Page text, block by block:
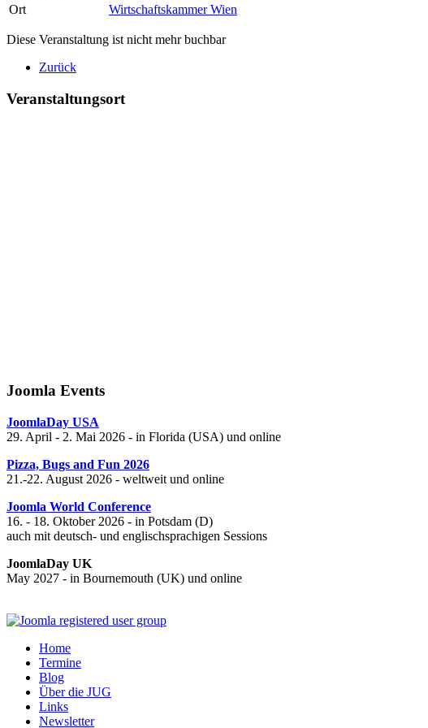
Ort
Wirtschaftskammer Wien
Diese Veranstaltung ist nicht mehr buchbar
Zurück
Veranstaltungsort
Joomla Events
JoomlaDay USA
29. April - 2. Mai 2026 - in Florida (USA) und online
Pizza, Bugs and Fun 2026
21.-22. August 2026 - weltweit und online
Joomla World Conference
16. - 18. Oktober 2026 - in Potsdam (D)
auch mit deutsch- und englischsprachigen Sessions
JoomlaDay UK
May 2027 - in Bournemouth (UK) und online
Home
Termine
Blog
Über die JUG
Links
Newsletter